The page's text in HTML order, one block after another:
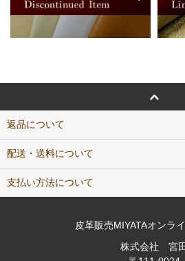
返品について
配送・送料について
支払い方法について
皮革販売MIYATAオンラ
株式会社 宮田